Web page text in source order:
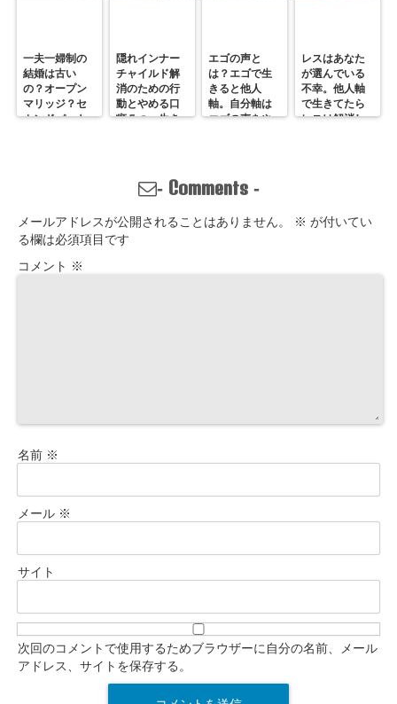
一夫一婦制の
結婚は古い
の？オープン
マリッジ？セ
カンドパート
隠れインナー
チャイルド解
消のための行
動とやめる口
癖５つ。生き
関係改善方法
はここにある
エゴの声と
は？エゴで生
きると他人
軸。自分軸は
エゴの声をや
レスはあなた
が選んでいる
不幸。他人軸
で生きてたら
レスは解消し
- Comments-
メールアドレスが公開されることはありません。 ※ が付いてい
る欄は必須項目です
コメント ※
名前 ※
メール ※
サイト
次回のコメントで使用するためブラウザーに自分の名前、メール
アドレス、サイトを保存する。